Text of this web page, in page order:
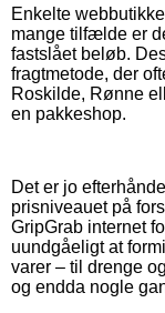
Enkelte
mange tilfælde er
fastslået beløb.
fragtmetode, der
Roskilde, Rønne
en pakkeshop.
Det er jo
prisniveauet på
GripGrab internet
uundgåeligt at
varer – til drenge
og endda nogle